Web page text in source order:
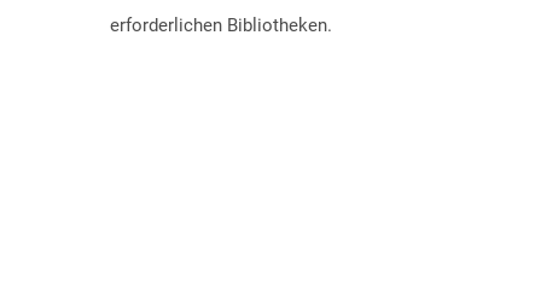
erforderlichen Bibliotheken.